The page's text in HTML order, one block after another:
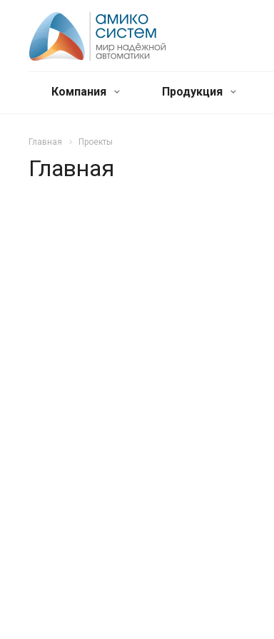
Компания Продукция
Главная Проекты
Главная